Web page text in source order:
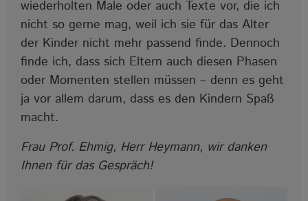
wiederholten Male oder auch Texte vor, die ich
nicht so gerne mag, weil ich sie für das Alter
der Kinder nicht mehr passend finde. Dennoch
finde ich, dass sich Eltern auch diesen Phasen
oder Momenten stellen müssen – denn es geht
ja vor allem darum, dass es den Kindern Spaß
macht.
Frau Prof. Ehmig, Herr Heymann, wir danken
Ihnen für das Gespräch!